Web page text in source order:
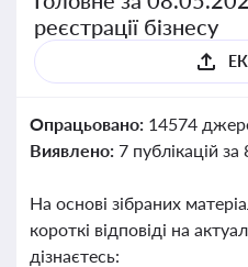
реєстрації бізнесу
Опрацьовано: 14574
Виявлено: 7 публікацій за
На основі зібраних
короткі відповіді на
дізнаєтесь: